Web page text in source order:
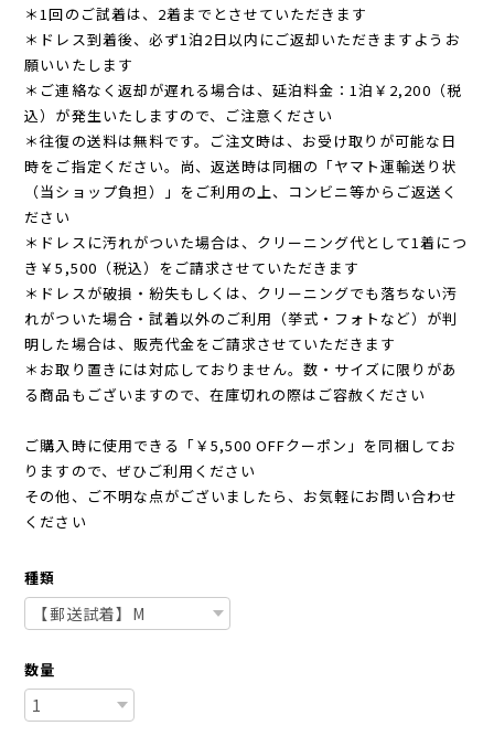
＊1回のご試着は、2着までとさせていただきます
＊ドレス到着後、必ず1泊2日以内にご返却いただきますようお
願いいたします
＊ご連絡なく返却が遅れる場合は、延泊料金：1泊￥2,200（税
込）が発生いたしますので、ご注意ください
＊往復の送料は無料です。ご注文時は、お受け取りが可能な日
時をご指定ください。尚、返送時は同梱の「ヤマト運輸送り状
（当ショップ負担）」をご利用の上、コンビニ等からご返送く
ださい
＊ドレスに汚れがついた場合は、クリーニング代として1着につ
き￥5,500（税込）をご請求させていただきます
＊ドレスが破損・紛失もしくは、クリーニングでも落ちない汚
れがついた場合・試着以外のご利用（挙式・フォトなど）が判
明した場合は、販売代金をご請求させていただきます
＊お取り置きには対応しておりません。数・サイズに限りがあ
る商品もございますので、在庫切れの際はご容赦ください
ご購入時に使用できる「￥5,500 OFFクーポン」を同梱してお
りますので、ぜひご利用ください
その他、ご不明な点がございましたら、お気軽にお問い合わせ
ください
種類
数量